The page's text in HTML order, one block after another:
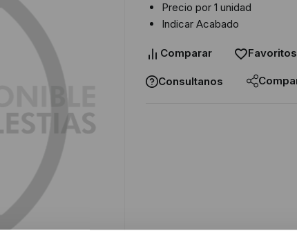
Precio por 1 unidad
Indicar Acabado
Comparar Favoritos
Consultanos